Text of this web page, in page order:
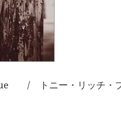
ニー・リッチ・プ